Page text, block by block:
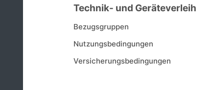
Technik- und Geräteverleih
Bezugsgruppen
Nutzungsbedingungen
Versicherungsbedingungen